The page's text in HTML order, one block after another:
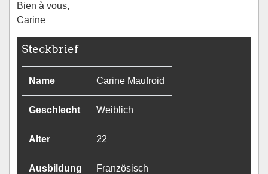
Bien à vous,
Carine
Steckbrief
Name Carine Maufroid
Geschlecht Weiblich
Alter 22
Ausbildung Französisch